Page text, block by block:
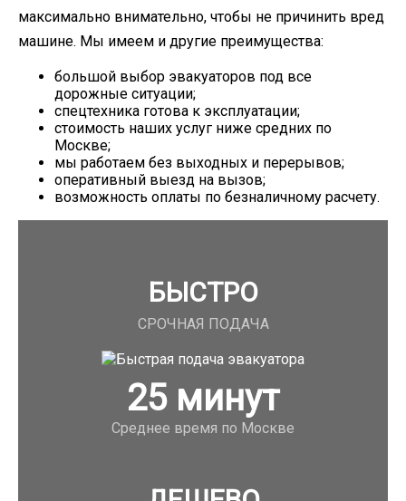
максимально внимательно, чтобы не причинить вред
машине. Мы имеем и другие преимущества:
большой выбор эвакуаторов под все
дорожные ситуации;
спецтехника готова к эксплуатации;
стоимость наших услуг ниже средних по
Москве;
мы работаем без выходных и перерывов;
оперативный выезд на вызов;
возможность оплаты по безналичному расчету.
БЫСТРО
СРОЧНАЯ ПОДАЧА
25минут
Среднее время по Москве